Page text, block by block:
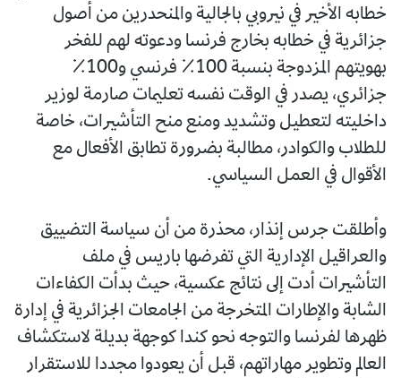
خطابه الأخير في نيروبي بالجالية والمنحدرين من أصول
جزائرية في خطابه بخارج فرنسا ودعوته لهم للفخر
بهويتهم المزدوجة بنسبة 100٪ فرنسي و100٪
جزائري، يصدر في الوقت نفسه تعليمات صارمة لوزير
داخليته لتعطيل وتشديد ومنع منح التأشيرات، خاصة
للطلاب والكوادر، مطالبة بضرورة تطابق الأفعال مع
الأقوال في العمل السياسي.
وأطلقت جرس إنذار، محذرة من أن سياسة التضييق
والعراقيل الإدارية التي تفرضها باريس في ملف
التأشيرات أدت إلى نتائج عكسية، حيث بدأت الكفاءات
الشابة والإطارات المتخرجة من الجامعات الجزائرية في إدارة
ظهرها لفرنسا والتوجه نحو كندا كوجهة بديلة لاستكشاف
العالم وتطوير مهاراتهم، قبل أن يعودوا مجددا للاستقرار